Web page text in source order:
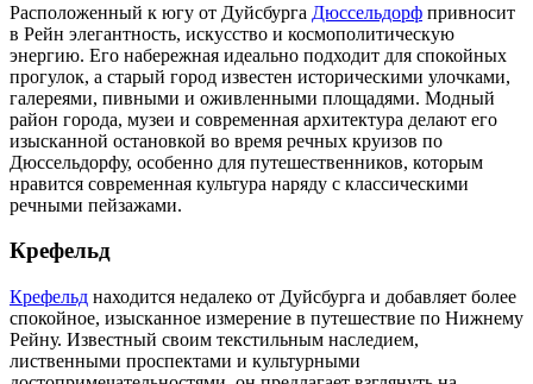
Расположенный к югу от Дуйсбурга Дюссельдорф привносит
в Рейн элегантность, искусство и космополитическую
энергию. Его набережная идеально подходит для спокойных
прогулок, а старый город известен историческими улочками,
галереями, пивными и оживленными площадями. Модный
район города, музеи и современная архитектура делают его
изысканной остановкой во время речных круизов по
Дюссельдорфу, особенно для путешественников, которым
нравится современная культура наряду с классическими
речными пейзажами.
Крефельд
Крефельд находится недалеко от Дуйсбурга и добавляет более
спокойное, изысканное измерение в путешествие по Нижнему
Рейну. Известный своим текстильным наследием,
лиственными проспектами и культурными